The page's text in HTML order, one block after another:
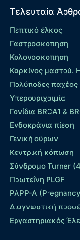
Τελευταία
Πεπτικό έλκος
Γαστροσκόπηση
Κολονοσκόπηση
Καρκίνος μαστού.
Πολύποδες παχέος
Yπερουριχαιμία
Γονίδια BRCA1 &
Ενδοκράνια πίεση
Γενική ούρων
Κεντρική κόπωση
Σύνδρομο Turner
Πρωτεΐνη PLGF
PAPP-A
Διαγνωστική
Εργαστηριακός